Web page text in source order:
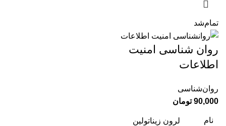
تمام‌شد
روان شناسی امنیت
اطلاعات
روان‌شناسی
90,000 تومان
نام
لرون زیناتولین